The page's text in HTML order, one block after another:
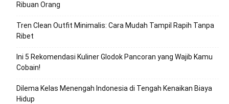
Ribuan Orang
Tren Clean Outfit Minimalis: Cara Mudah Tampil Rapih Tanpa
Ribet
Ini 5 Rekomendasi Kuliner Glodok Pancoran yang Wajib Kamu
Cobain!
Dilema Kelas Menengah Indonesia di Tengah Kenaikan Biaya
Hidup